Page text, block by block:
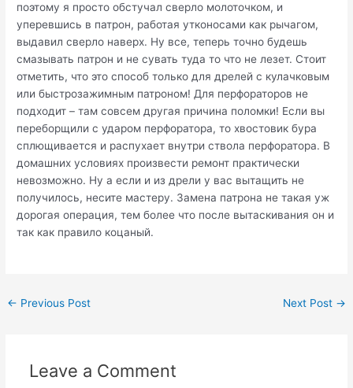
поэтому я просто обстучал сверло молоточком, и
уперевшись в патрон, работая утконосами как рычагом,
выдавил сверло наверх. Ну все, теперь точно будешь
смазывать патрон и не сувать туда то что не лезет. Стоит
отметить, что это способ только для дрелей с кулачковым
или быстрозажимным патроном! Для перфораторов не
подходит – там совсем другая причина поломки! Если вы
переборщили с ударом перфоратора, то хвостовик бура
сплющивается и распухает внутри ствола перфоратора. В
домашних условиях произвести ремонт практически
невозможно. Ну а если и из дрели у вас вытащить не
получилось, несите мастеру. Замена патрона не такая уж
дорогая операция, тем более что после вытаскивания он и
так как правило коцаный.
Post
← Previous Post Next Post →
Leave a Comment